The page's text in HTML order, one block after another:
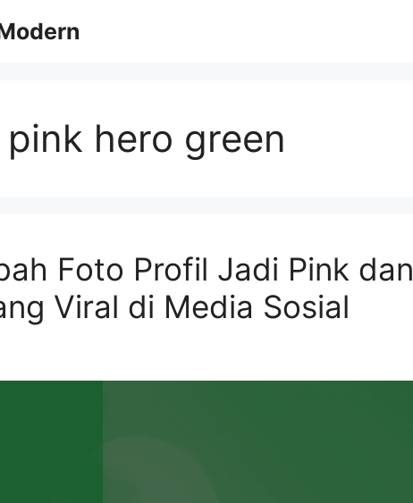
hero green
Foto Profil Jadi Pink dan
Viral di Media Sosial